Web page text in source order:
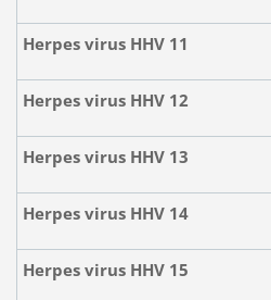
Herpes virus HHV 11
Herpes virus HHV 12
Herpes virus HHV 13
Herpes virus HHV 14
Herpes virus HHV 15